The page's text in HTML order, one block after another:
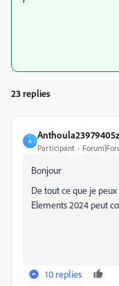
23 replies
A
Participant
Bonjour
De tout ce que je
Elements 2024 peut
10 replies